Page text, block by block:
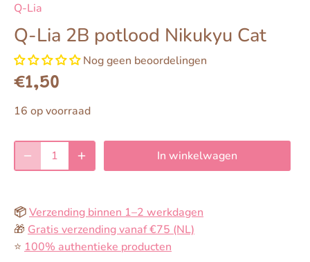
Q-Lia
Q-Lia 2B potlood Nikukyu Cat
Nog geen beoordelingen
€1,50
16 op voorraad
In winkelwagen
📦Verzending binnen 1–2 werkdagen
🎁 Gratis verzending vanaf €75 (NL)
⭐️ 100% authentieke producten